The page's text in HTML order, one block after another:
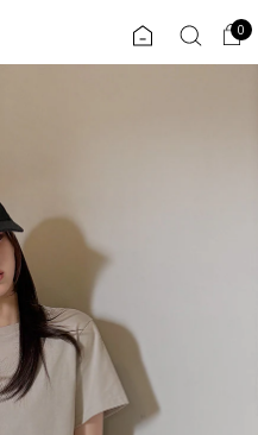
0
플러스핏
COMMUNITY
ALL
익스클루시브
0